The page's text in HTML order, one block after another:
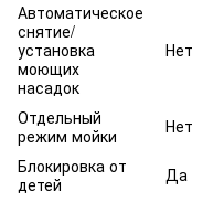
Автоматическое
снятие/
установка
моющих
насадок
Нет
Отдельный
режим мойки
Нет
Блокировка от
детей
Да